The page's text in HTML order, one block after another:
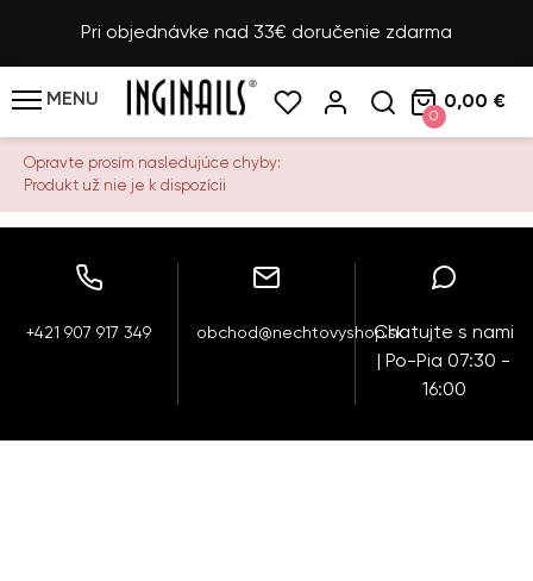
Pri objednávke nad 33€ doručenie zdarma
MENU
0
0,00 €
Opravte prosím nasledujúce chyby:
Produkt už nie je k dispozícii
+421 907 917 349 obchod@nechtovyshop.skChatujte s nami
| Po-Pia 07:30 -
16:00